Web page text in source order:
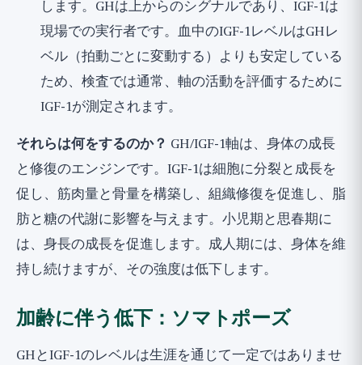
します。GHは上からのシグナルであり、IGF-1は
現場での実行者です。血中のIGF-1レベルはGHレ
ベル（拍動ごとに変動する）よりも安定している
ため、検査では通常、軸の活動を評価するために
IGF-1が測定されます。
それらは何をするのか？ GH/IGF-1軸は、身体の成長
と修復のエンジンです。IGF-1は細胞に分裂と成長を
促し、筋肉量と骨量を構築し、組織修復を促進し、脂
肪と糖の代謝に影響を与えます。小児期と思春期に
は、身長の成長を促進します。成人期には、身体を維
持し続けますが、その強度は低下します。
加齢に伴う低下：ソマトポーズ
GHとIGF-1のレベルは生涯を通じて一定ではありませ